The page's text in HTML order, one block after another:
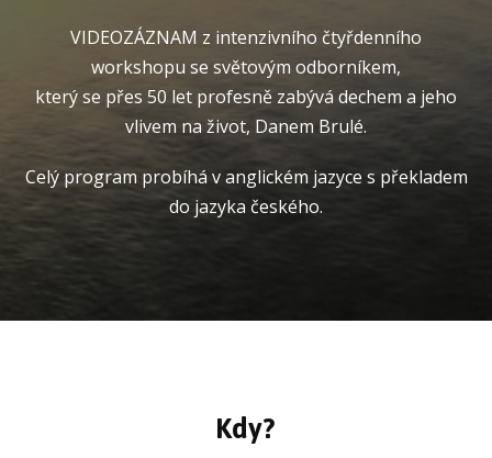
VIDEOZÁZNAM z intenzivního čtyřdenního
workshopu se světovým odborníkem,
který se přes 50 let profesně zabývá dechem a jeho
vlivem na život, Danem Brulé.
Celý program probíhá v anglickém jazyce s překladem
do jazyka českého.
Kdy?